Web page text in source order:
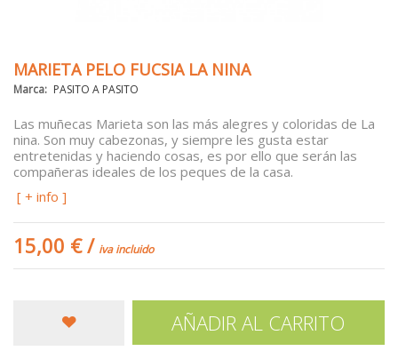
MARIETA PELO FUCSIA LA NINA
Marca: PASITO A PASITO
Las muñecas Marieta son las más alegres y coloridas de La
nina. Son muy cabezonas, y siempre les gusta estar
entretenidas y haciendo cosas, es por ello que serán las
compañeras ideales de los peques de la casa.
[ + info ]
15,00 €/ iva incluido
AÑADIR AL CARRITO